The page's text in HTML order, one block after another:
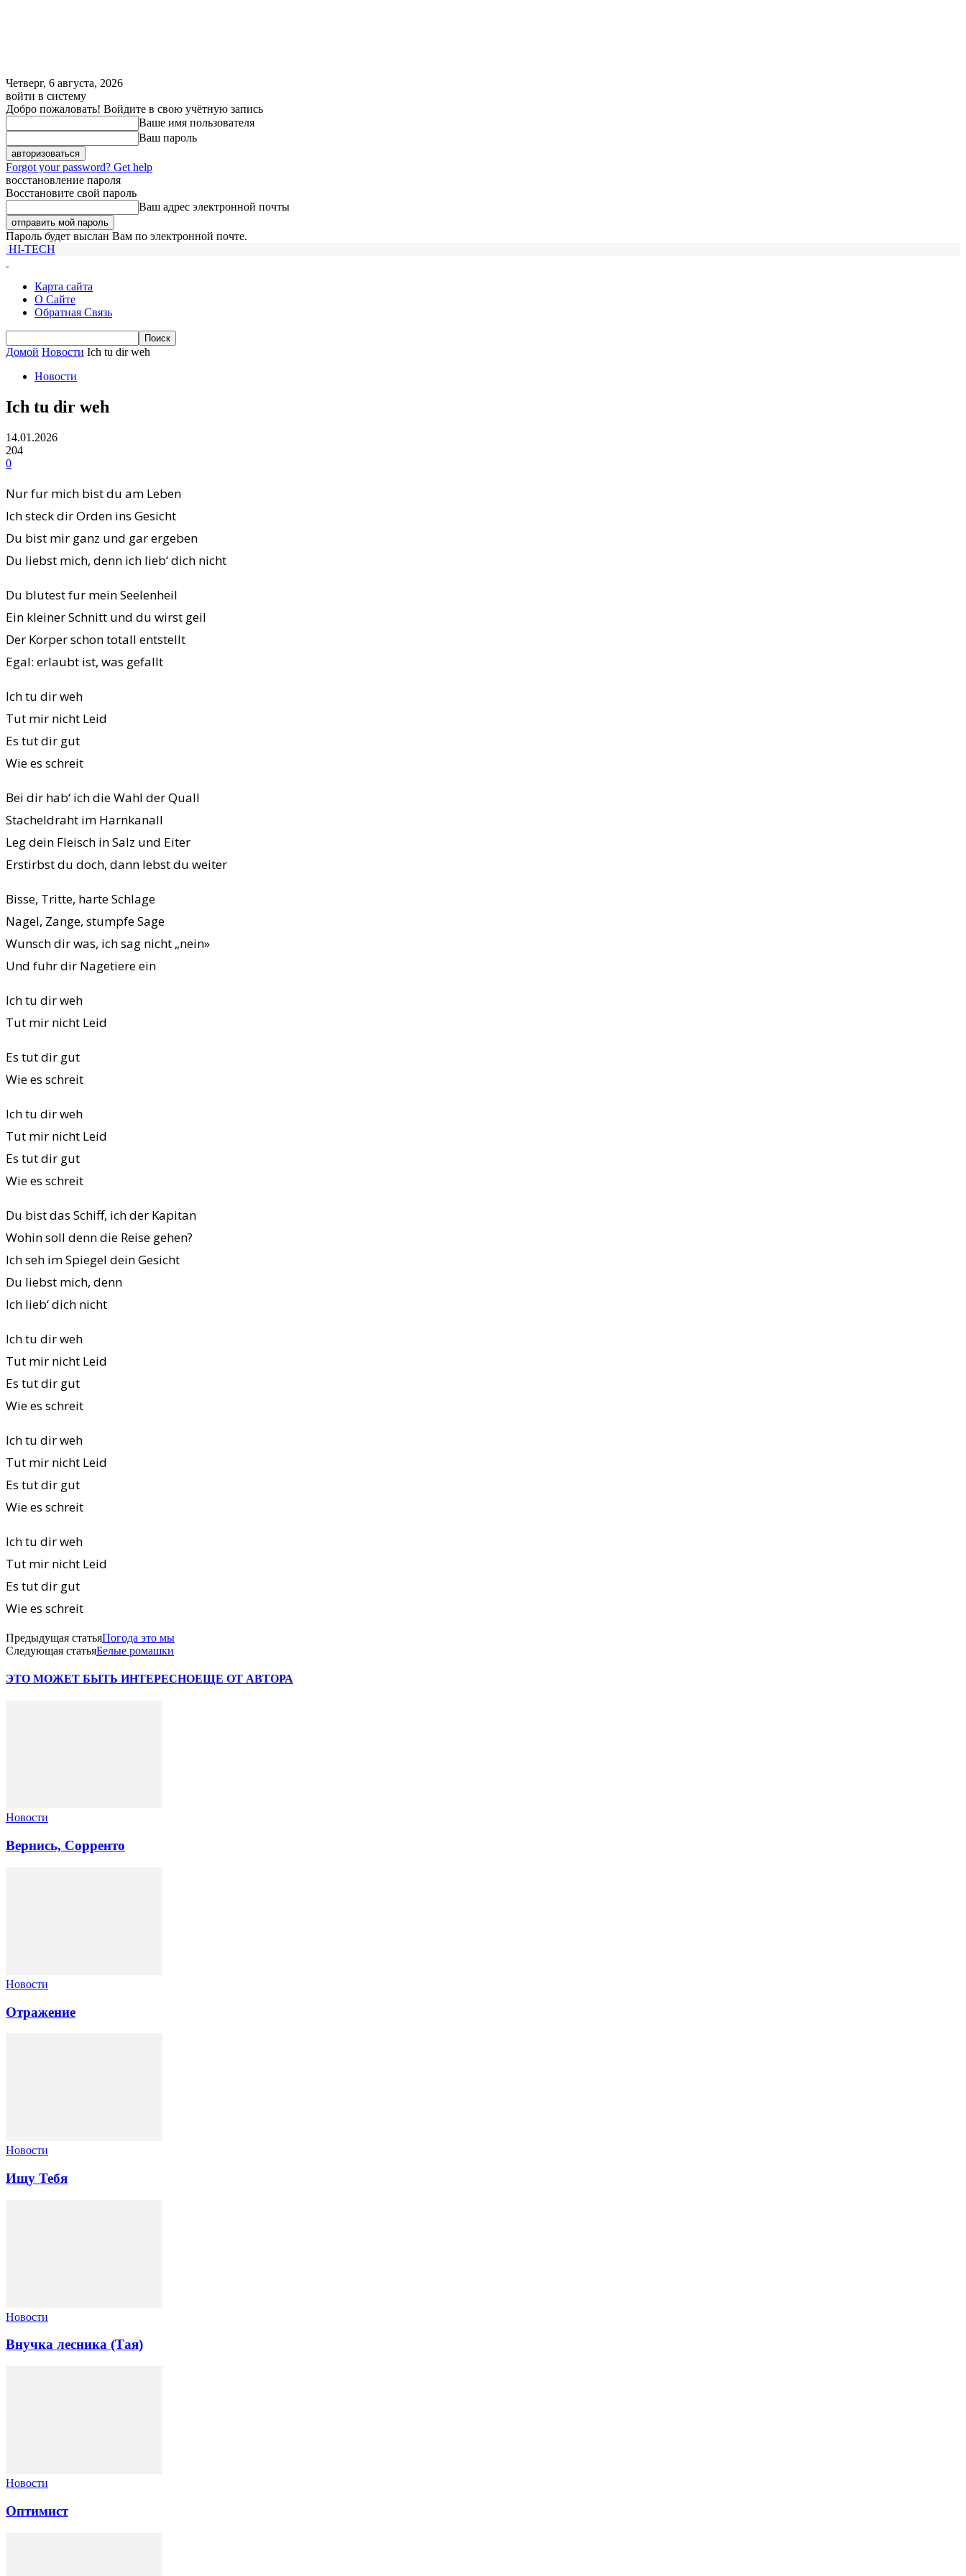
Четверг, 6 августа, 2026
войти в систему
Добро пожаловать! Войдите в свою учётную запись
Ваше имя пользователя
Ваш пароль
Forgot your password? Get help
восстановление пароля
Восстановите свой пароль
Ваш адрес электронной почты
Пароль будет выслан Вам по электронной почте.
HI-TECH
Карта сайта
О Сайте
Обратная Связь
Домой Новости Ich tu dir weh
Новости
Ich tu dir weh
14.01.2026
204
0
Nur fur mich bist du am Leben
Ich steck dir Orden ins Gesicht
Du bist mir ganz und gar ergeben
Du liebst mich, denn ich lieb‘ dich nicht
Du blutest fur mein Seelenheil
Ein kleiner Schnitt und du wirst geil
Der Korper schon totall entstellt
Egal: erlaubt ist, was gefallt
Ich tu dir weh
Tut mir nicht Leid
Es tut dir gut
Wie es schreit
Bei dir hab‘ ich die Wahl der Quall
Stacheldraht im Harnkanall
Leg dein Fleisch in Salz und Eiter
Erstirbst du doch, dann lebst du weiter
Bisse, Tritte, harte Schlage
Nagel, Zange, stumpfe Sage
Wunsch dir was, ich sag nicht „nein»
Und fuhr dir Nagetiere ein
Ich tu dir weh
Tut mir nicht Leid
Es tut dir gut
Wie es schreit
Ich tu dir weh
Tut mir nicht Leid
Es tut dir gut
Wie es schreit
Du bist das Schiff, ich der Kapitan
Wohin soll denn die Reise gehen?
Ich seh im Spiegel dein Gesicht
Du liebst mich, denn
Ich lieb‘ dich nicht
Ich tu dir weh
Tut mir nicht Leid
Es tut dir gut
Wie es schreit
Ich tu dir weh
Tut mir nicht Leid
Es tut dir gut
Wie es schreit
Ich tu dir weh
Tut mir nicht Leid
Es tut dir gut
Wie es schreit
Предыдущая статьяПогода это мы
Следующая статьяБелые ромашки
ЭТО МОЖЕТ БЫТЬ ИНТЕРЕСНОЕЩЕ ОТ АВТОРА
Новости
Вернись, Сорренто
Новости
Отражение
Новости
Ищу Тебя
Новости
Внучка лесника (Тая)
Новости
Оптимист